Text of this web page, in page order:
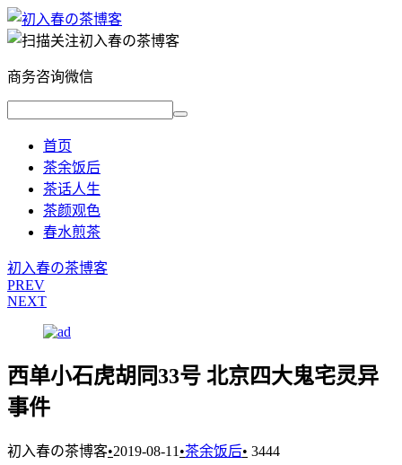
商务咨询微信
首页
茶余饭后
茶话人生
茶颜观色
春水煎茶
初入春の茶博客
PREV
NEXT
西单小石虎胡同33号 北京四大鬼宅灵异
事件
初入春の茶博客•2019-08-11 •茶余饭后• 3444